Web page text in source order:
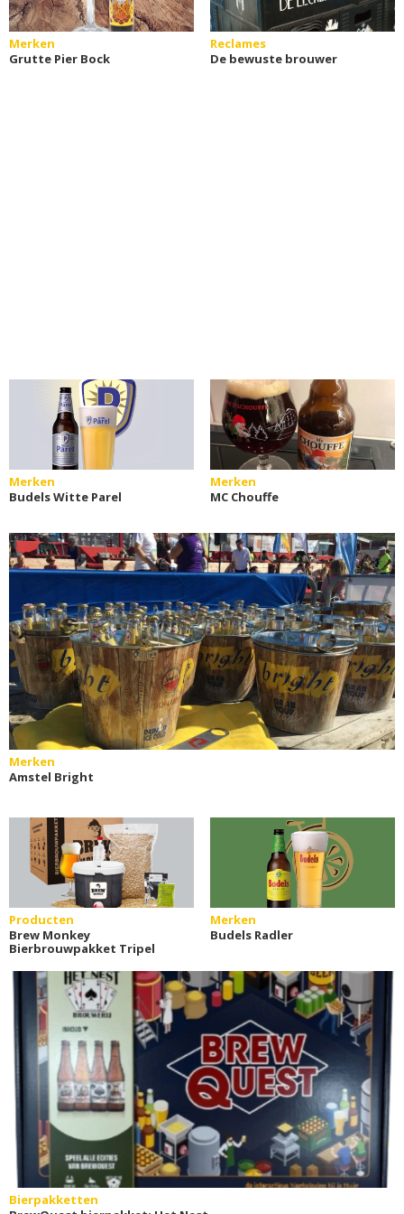
Merken
Grutte Pier Bock
Reclames
De bewuste brouwer
Merken
Budels Witte Parel
Merken
MC Chouffe
Merken
Amstel Bright
Producten
Brew Monkey
Bierbrouwpakket Tripel
Merken
Budels Radler
Bierpakketten